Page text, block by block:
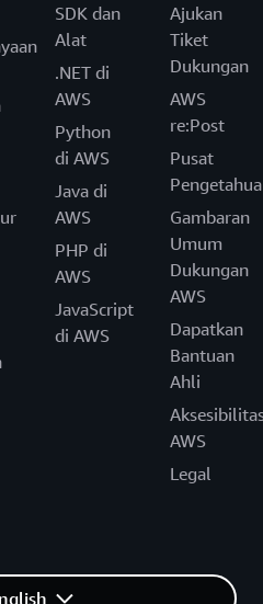
SDK dan
Alat
.NET di
AWS
Python
di AWS
Java di
AWS
PHP di
AWS
JavaScript
di AWS
Ajukan
Tiket
Dukungan
AWS
re:Post
Pusat
Gambaran
Umum
Dukungan
AWS
Dapatkan
Bantuan
Ahli
AWS
Legal